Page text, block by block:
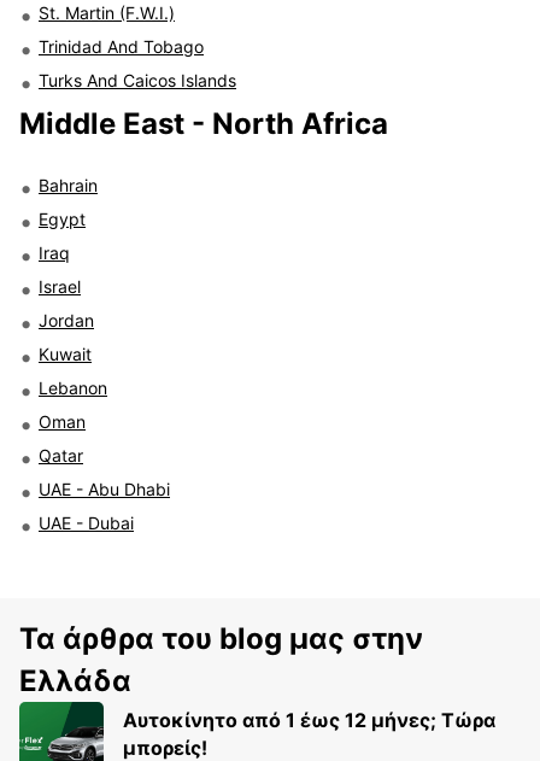
St. Martin (F.W.I.)
Trinidad And Tobago
Turks And Caicos Islands
Middle East - North Africa
Bahrain
Egypt
Iraq
Israel
Jordan
Kuwait
Lebanon
Oman
Qatar
UAE - Abu Dhabi
UAE - Dubai
Τα άρθρα του blog μας στην
Ελλάδα
Αυτοκίνητο από 1 έως 12 μήνες; Τώρα
μπορείς!